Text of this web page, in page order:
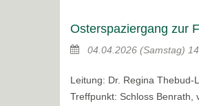
Osterspaziergang zur
04.04.2026 (Samstag)
Leitung: Dr. Regina Thebud-
Treffpunkt: Schloss Benrath,